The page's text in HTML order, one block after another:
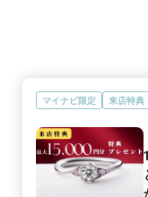
マイナビ限定 来店特典